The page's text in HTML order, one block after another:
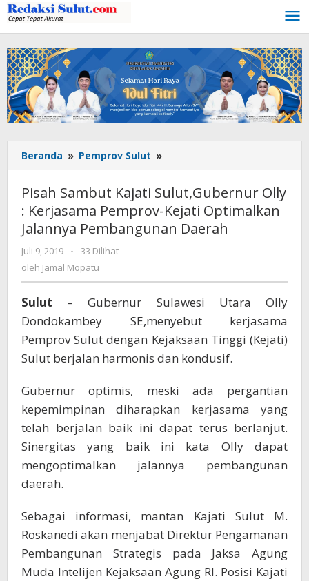
Lewati
ke
konten
Beranda » Pemprov Sulut »
Sambut
Kajati
Sulut,Gubernur
Olly
:
Optimalkan
Jalannya
Pembangunan
Daerah
Pisah Sambut Kajati Sulut,Gubernur Olly
: Kerjasama Pemprov-Kejati Optimalkan
Jalannya Pembangunan Daerah
Juli 9, 2019
oleh
Jamal
Mopatu
-
33 Dilihat
oleh Jamal Mopatu
Sulut – Gubernur Sulawesi Utara Olly
Dondokambey SE,menyebut kerjasama
Pemprov Sulut dengan Kejaksaan Tinggi (Kejati)
Sulut berjalan harmonis dan kondusif.
Gubernur optimis, meski ada pergantian
kepemimpinan diharapkan kerjasama yang
telah berjalan baik ini dapat terus berlanjut.
Sinergitas yang baik ini kata Olly dapat
mengoptimalkan jalannya pembangunan
daerah.
Sebagai informasi, mantan Kajati Sulut M.
Roskanedi akan menjabat Direktur Pengamanan
Pembangunan Strategis pada Jaksa Agung
Muda Intelijen Kejaksaan Agung RI. Posisi Kajati